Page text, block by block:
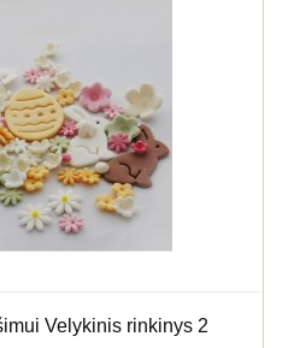
Velykinis rinkinys 2